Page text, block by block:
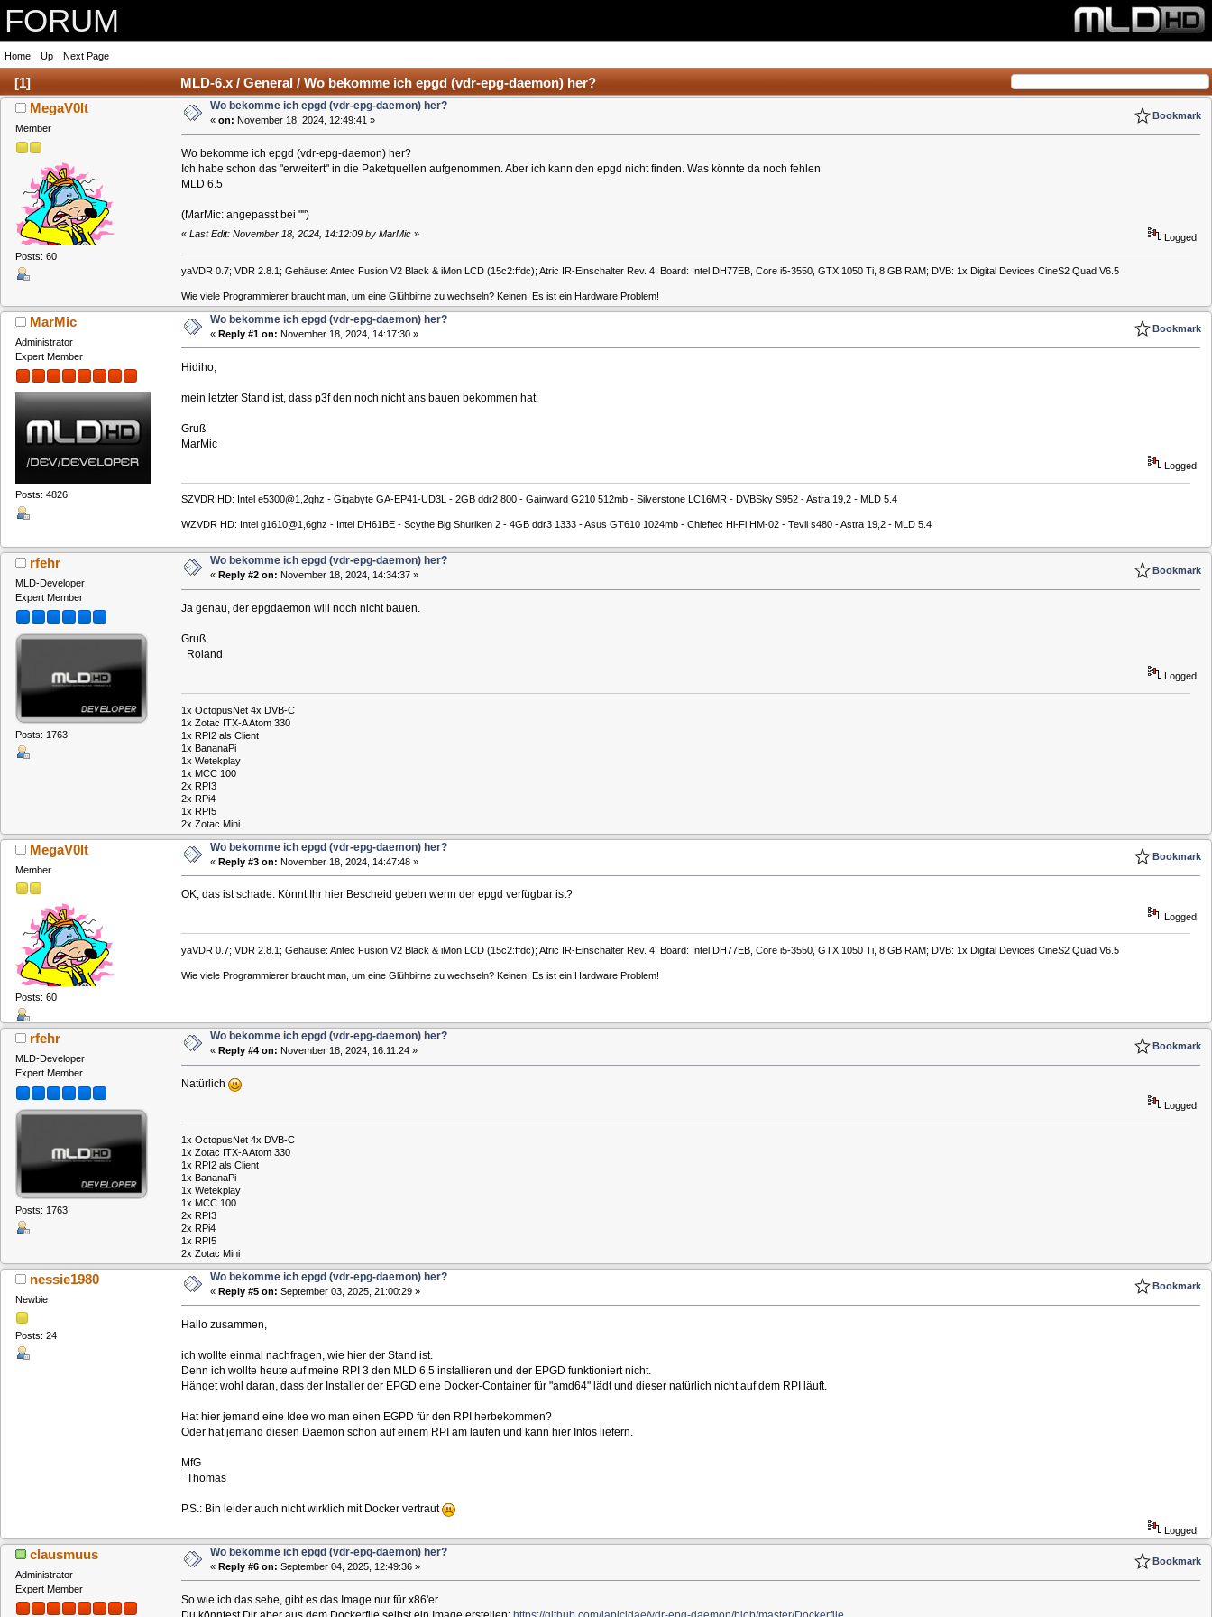
FORUM
Home Up Next Page
[1]
MLD-6.x / General / Wo bekomme ich epgd (vdr-epg-daemon) her?
MegaV0lt
Member
Posts: 60
Wo bekomme ich epgd (vdr-epg-daemon) her?
« on: November 18, 2024, 12:49:41 » Bookmark
Wo bekomme ich epgd (vdr-epg-daemon) her?
Ich habe schon das "erweitert" in die Paketquellen aufgenommen. Aber ich kann den epgd nicht finden. Was könnte da noch fehlen
MLD 6.5
(MarMic: angepasst bei "")
« Last Edit: November 18, 2024, 14:12:09 by MarMic» Logged
yaVDR 0.7; VDR 2.8.1; Gehäuse: Antec Fusion V2 Black & iMon LCD (15c2:ffdc); Atric IR-Einschalter Rev. 4; Board: Intel DH77EB, Core i5-3550, GTX 1050 Ti, 8 GB RAM; DVB: 1x Digital Devices CineS2 Quad V6.5
Wie viele Programmierer braucht man, um eine Glühbirne zu wechseln? Keinen. Es ist ein Hardware Problem!
MarMic
Administrator
Expert Member
Posts: 4826
Wo bekomme ich epgd (vdr-epg-daemon) her?
« Reply #1 on: November 18, 2024, 14:17:30 » Bookmark
Hidiho,
mein letzter Stand ist, dass p3f den noch nicht ans bauen bekommen hat.
Gruß
MarMic
Logged
SZVDR HD: Intel e5300@1,2ghz - Gigabyte GA-EP41-UD3L - 2GB ddr2 800 - Gainward G210 512mb - Silverstone LC16MR - DVBSky S952 - Astra 19,2 - MLD 5.4
WZVDR HD: Intel g1610@1,6ghz - Intel DH61BE - Scythe Big Shuriken 2 - 4GB ddr3 1333 - Asus GT610 1024mb - Chieftec Hi-Fi HM-02 - Tevii s480 - Astra 19,2 - MLD 5.4
rfehr
MLD-Developer
Expert Member
Posts: 1763
Wo bekomme ich epgd (vdr-epg-daemon) her?
« Reply #2 on: November 18, 2024, 14:34:37 » Bookmark
Ja genau, der epgdaemon will noch nicht bauen.
Gruß,
Roland
Logged
1x OctopusNet 4x DVB-C
1x Zotac ITX-A Atom 330
1x RPI2 als Client
1x BananaPi
1x Wetekplay
1x MCC 100
2x RPI3
2x RPi4
1x RPI5
2x Zotac Mini
MegaV0lt
Member
Posts: 60
Wo bekomme ich epgd (vdr-epg-daemon) her?
« Reply #3 on: November 18, 2024, 14:47:48 » Bookmark
OK, das ist schade. Könnt Ihr hier Bescheid geben wenn der epgd verfügbar ist?
Logged
yaVDR 0.7; VDR 2.8.1; Gehäuse: Antec Fusion V2 Black & iMon LCD (15c2:ffdc); Atric IR-Einschalter Rev. 4; Board: Intel DH77EB, Core i5-3550, GTX 1050 Ti, 8 GB RAM; DVB: 1x Digital Devices CineS2 Quad V6.5
Wie viele Programmierer braucht man, um eine Glühbirne zu wechseln? Keinen. Es ist ein Hardware Problem!
rfehr
MLD-Developer
Expert Member
Posts: 1763
Wo bekomme ich epgd (vdr-epg-daemon) her?
« Reply #4 on: November 18, 2024, 16:11:24 » Bookmark
Natürlich
Logged
1x OctopusNet 4x DVB-C
1x Zotac ITX-A Atom 330
1x RPI2 als Client
1x BananaPi
1x Wetekplay
1x MCC 100
2x RPI3
2x RPi4
1x RPI5
2x Zotac Mini
nessie1980
Newbie
Posts: 24
Wo bekomme ich epgd (vdr-epg-daemon) her?
« Reply #5 on: September 03, 2025, 21:00:29 » Bookmark
Hallo zusammen,
ich wollte einmal nachfragen, wie hier der Stand ist.
Denn ich wollte heute auf meine RPI 3 den MLD 6.5 installieren und der EPGD funktioniert nicht.
Hänget wohl daran, dass der Installer der EPGD eine Docker-Container für "amd64" lädt und dieser natürlich nicht auf dem RPI läuft.
Hat hier jemand eine Idee wo man einen EGPD für den RPI herbekommen?
Oder hat jemand diesen Daemon schon auf einem RPI am laufen und kann hier Infos liefern.
MfG
Thomas
P.S.: Bin leider auch nicht wirklich mit Docker vertraut
Logged
clausmuus
Administrator
Expert Member
Wo bekomme ich epgd (vdr-epg-daemon) her?
« Reply #6 on: September 04, 2025, 12:49:36 » Bookmark
So wie ich das sehe, gibt es das Image nur für x86'er